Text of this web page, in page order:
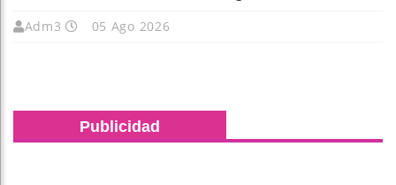
Adm3 05 Ago 2026
Publicidad